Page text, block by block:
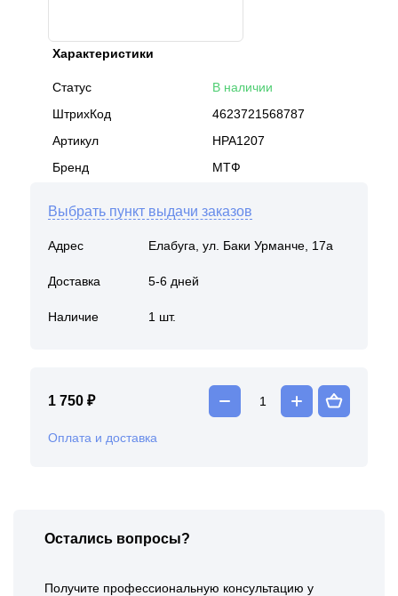
Характеристики
Статус
В наличии
ШтрихКод
4623721568787
Артикул
HPA1207
Бренд
МТФ
Выбрать пункт выдачи заказов
Адрес Елабуга, ул. Баки Урманче, 17а
Доставка 5-6 дней
Наличие 1 шт.
1 750 ₽
Оплата и доставка
Остались вопросы?
Получите профессиональную консультацию у